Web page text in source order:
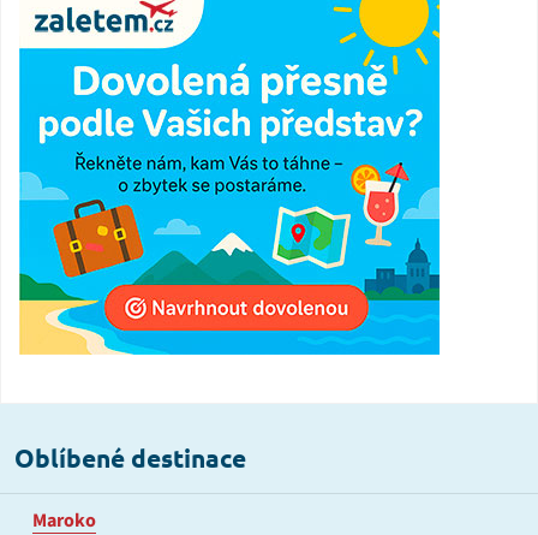
Oblíbené destinace
Maroko